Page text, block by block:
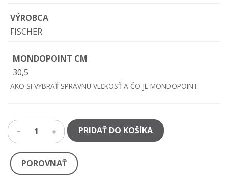
VÝROBCA
FISCHER
MONDOPOINT CM
30,5
AKO SI VYBRAŤ SPRÁVNU VEĽKOSŤ A ČO JE MONDOPOINT
1 PRIDAŤ DO KOŠÍKA
POROVNAŤ